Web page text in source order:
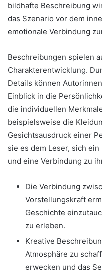
bildhafte Beschreibung
das Szenario vor dem
emotionale Verbindung
Beschreibungen spielen
Charakterentwicklung.
Details können
Einblick in die
die individuellen
beispielsweise die
Gesichtsausdruck einer
sie es dem Leser, sich
und eine Verbindung zu
Die Verbindung
Vorstellungskraft
Geschichte
zu erleben.
Kreative
Atmosphäre zu
erwecken und das